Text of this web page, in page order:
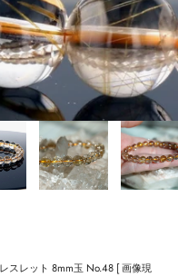
1/5
スレット 8mm玉 No.48 [ 画像現